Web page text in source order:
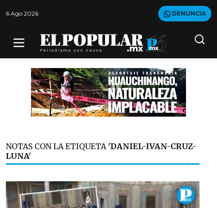
6 Ago 2026 DENUNCIA
NOTAS CON LA ETIQUETA 'DANIEL-IVAN-CRUZ-
LUNA'